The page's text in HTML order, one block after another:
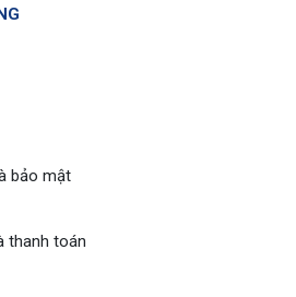
bảo mật
thanh toán